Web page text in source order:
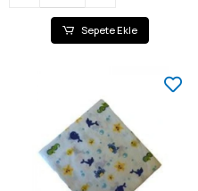
Sepete Ekle